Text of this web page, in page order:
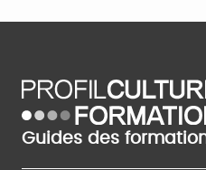
Guides des